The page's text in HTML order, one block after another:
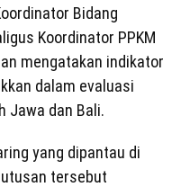
Bidang
Koordinator PPKM
mengatakan indikator
dalam evaluasi
Jawa dan Bali.
yang dipantau di
tersebut